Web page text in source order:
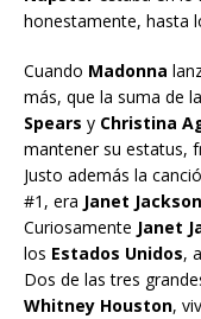
honestamente, hasta
Cuando Madonna
más, que la suma de
Spears y Christina
mantener su estatus,
Justo además la
#1, era Janet Jackson
Curiosamente Janet
los Estados Unidos,
Dos de las tres
Whitney Houston,